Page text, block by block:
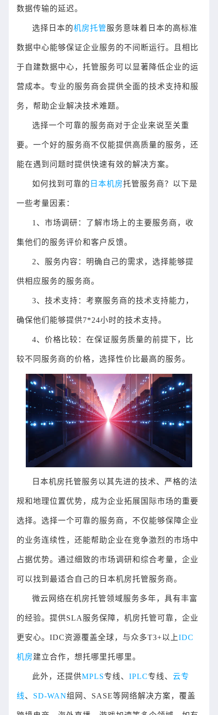
数据传输的延迟。
选择日本的机房托管服务意味着日本的高标准
数据中心能够保证企业服务的不间断运行。且相比
于自建数据中心，托管服务可以显著降低企业的运
营成本。专业的服务商会提供全面的技术支持和服
务，帮助企业解决技术难题。
选择一个可靠的服务商对于企业来说至关重
要。一个好的服务商不仅能提供高质量的服务，还
能在遇到问题时提供快速有效的解决方案。
如何找到可靠的 日本机房托管服务商？以下是
一些考量因素：
1、市场调研：了解市场上的主要服务商，收
集他们的服务评价和客户反馈。
2、服务内容：明确自己的需求，选择能够提
供相应服务的服务商。
3、技术支持：考察服务商的技术支持能力，
确保他们能够提供7*24小时的技术支持。
4、价格比较：在保证服务质量的前提下，比
较不同服务商的价格，选择性价比最高的服务。
日本机房托管服务以其先进的技术、严格的法
规和地理位置优势，成为企业拓展国际市场的重要
选择。选择一个可靠的服务商，不仅能够保障企业
的业务连续性，还能帮助企业在竞争激烈的市场中
占据优势。通过细致的市场调研和综合考量，企业
可以找到最适合自己的日本机房托管服务商。
微云网络在机房托管领域服务多年，具有丰富
的经验。提供SLA服务保障，机房托管可靠，企业
更安心。IDC资源覆盖全球，与众多T3+以上IDC
机房建立合作，想托哪里托哪里。
此外，还提供MPLS专线、IPLC专线、云专
线、 SD-WAN组网、SASE等网络解决方案，覆盖